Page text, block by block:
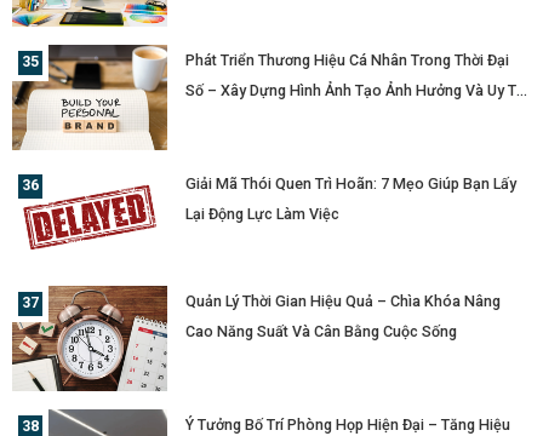
Phát Triển Thương Hiệu Cá Nhân Trong Thời Đại
Số – Xây Dựng Hình Ảnh Tạo Ảnh Hưởng Và Uy Tín
Giải Mã Thói Quen Trì Hoãn: 7 Mẹo Giúp Bạn Lấy
Lại Động Lực Làm Việc
Quản Lý Thời Gian Hiệu Quả – Chìa Khóa Nâng
Cao Năng Suất Và Cân Bằng Cuộc Sống
Ý Tưởng Bố Trí Phòng Họp Hiện Đại – Tăng Hiệu